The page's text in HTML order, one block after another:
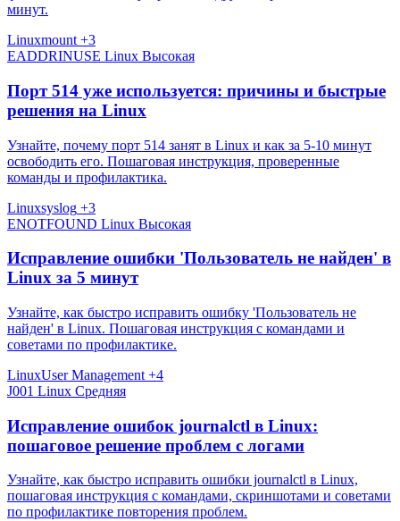
минут.
Linuxmount +3
EADDRINUSE Linux Высокая
Порт 514 уже используется: причины и быстрые
решения на Linux
Узнайте, почему порт 514 занят в Linux и как за 5‑10 минут
освободить его. Пошаговая инструкция, проверенные
команды и профилактика.
Linuxsyslog +3
ENOTFOUND Linux Высокая
Исправление ошибки 'Пользователь не найден' в
Linux за 5 минут
Узнайте, как быстро исправить ошибку 'Пользователь не
найден' в Linux. Пошаговая инструкция с командами и
советами по профилактике.
LinuxUser Management +4
J001 Linux Средняя
Исправление ошибок journalctl в Linux:
пошаговое решение проблем с логами
Узнайте, как быстро исправить ошибки journalctl в Linux,
пошаговая инструкция с командами, скриншотами и советами
по профилактике повторения проблем.